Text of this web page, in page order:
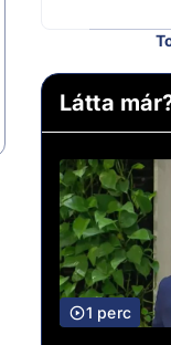
Látta
1 perc